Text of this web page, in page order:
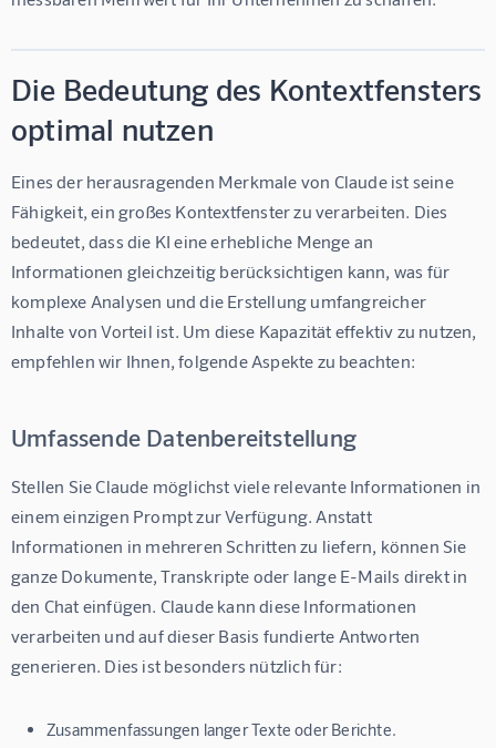
Die Bedeutung des Kontextfensters
optimal nutzen
Eines der herausragenden Merkmale von Claude ist seine
Fähigkeit, ein großes Kontextfenster zu verarbeiten. Dies
bedeutet, dass die KI eine erhebliche Menge an
Informationen gleichzeitig berücksichtigen kann, was für
komplexe Analysen und die Erstellung umfangreicher
Inhalte von Vorteil ist. Um diese Kapazität effektiv zu nutzen,
empfehlen wir Ihnen, folgende Aspekte zu beachten:
Umfassende Datenbereitstellung
Stellen Sie Claude möglichst viele relevante Informationen in
einem einzigen Prompt zur Verfügung. Anstatt
Informationen in mehreren Schritten zu liefern, können Sie
ganze Dokumente, Transkripte oder lange E-Mails direkt in
den Chat einfügen. Claude kann diese Informationen
verarbeiten und auf dieser Basis fundierte Antworten
generieren. Dies ist besonders nützlich für:
Zusammenfassungen langer Texte oder Berichte.